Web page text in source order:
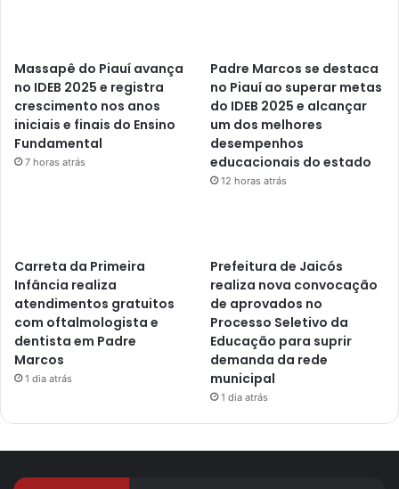
Massapê do Piauí avança
no IDEB 2025 e registra
crescimento nos anos
iniciais e finais do Ensino
Fundamental
7 horas atrás
Padre Marcos se destaca
no Piauí ao superar metas
do IDEB 2025 e alcançar
um dos melhores
desempenhos
educacionais do estado
12 horas atrás
Carreta da Primeira
Infância realiza
atendimentos gratuitos
com oftalmologista e
dentista em Padre
Marcos
1 dia atrás
Prefeitura de Jaicós
realiza nova convocação
de aprovados no
Processo Seletivo da
Educação para suprir
demanda da rede
municipal
1 dia atrás